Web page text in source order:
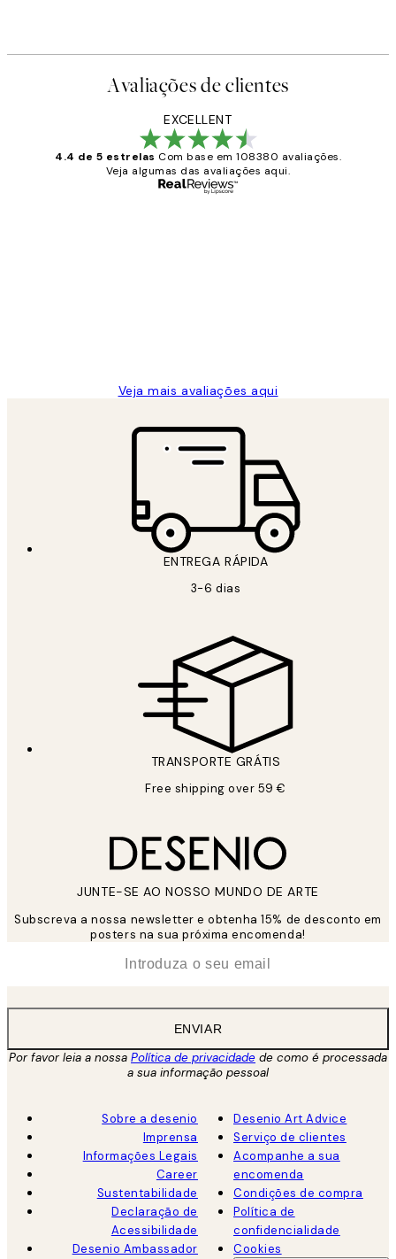
Avaliações de clientes
EXCELLENT
4.4 de 5 estrelas Com base em 108380 avaliações.
Veja algumas das avaliações aqui.
Veja mais avaliações aqui
ENTREGA RÁPIDA
3-6 dias
TRANSPORTE GRÁTIS
Free shipping over 59 €
JUNTE-SE AO NOSSO MUNDO DE ARTE
Subscreva a nossa newsletter e obtenha 15% de desconto em
posters na sua próxima encomenda!
ENVIAR
Por favor leia a nossa Política de privacidade de como é processada
a sua informação pessoal
Sobre a desenio
Imprensa
Informações Legais
Career
Sustentabilidade
Declaração de
Acessibilidade
Desenio Ambassador
Desenio Art Advice
Serviço de clientes
Acompanhe a sua
encomenda
Condições de compra
Política de
confidencialidade
Cookies